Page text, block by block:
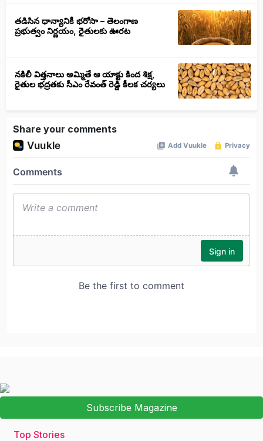
తడిసిన ధాన్యానికీ భరోసా – తెలంగాణ
ప్రభుత్వం నిర్ణయం, రైతులకు ఊరట
నకిలీ విత్తనాలు అమ్మితే ఆ యాక్టు కింద శిక్ష,
రైతుల భద్రతకు సీఎం రేవంత్ రెడ్డి కీలక చర్యలు
Share your comments
Subscribe Magazine
Top Stories